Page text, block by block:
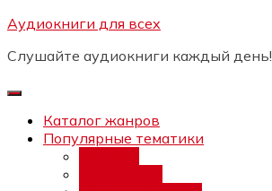
Перейти
содержимому
Аудиокниги для всех
Слушайте аудиокниги каждый день!
Каталог жанров
Популярные тематики
Бесплатный интенсив:
каналов"